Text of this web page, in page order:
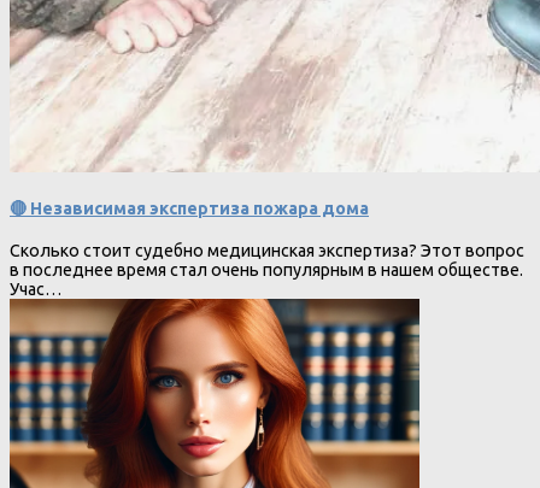
🔴 Независимая экспертиза пожара дома
Сколько стоит судебно медицинская экспертиза? Этот вопрос
в последнее время стал очень популярным в нашем обществе.
Учас…